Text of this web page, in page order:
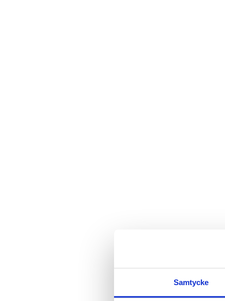
Samtycke